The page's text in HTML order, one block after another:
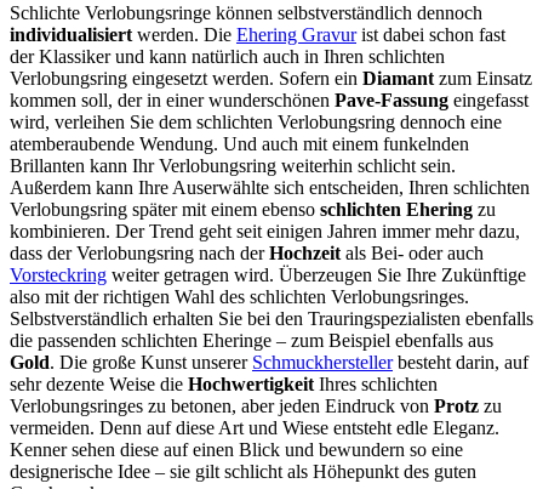
Schlichte Verlobungsringe können selbstverständlich dennoch
individualisiert werden. Die Ehering Gravurist dabei schon fast
der Klassiker und kann natürlich auch in Ihren schlichten
Verlobungsring eingesetzt werden. Sofern ein Diamant zum Einsatz
kommen soll, der in einer wunderschönen Pave-Fassung eingefasst
wird, verleihen Sie dem schlichten Verlobungsring dennoch eine
atemberaubende Wendung. Und auch mit einem funkelnden
Brillanten kann Ihr Verlobungsring weiterhin schlicht sein.
Außerdem kann Ihre Auserwählte sich entscheiden, Ihren schlichten
Verlobungsring später mit einem ebenso schlichten Ehering zu
kombinieren. Der Trend geht seit einigen Jahren immer mehr dazu,
dass der Verlobungsring nach derHochzeit als Bei- oder auch
Vorsteckring weiter getragen wird. Überzeugen Sie Ihre Zukünftige
also mit der richtigen Wahl des schlichten Verlobungsringes.
Selbstverständlich erhalten Sie bei den Trauringspezialisten ebenfalls
die passenden schlichten Eheringe – zum Beispiel ebenfalls aus
Gold. Die große Kunst unserer Schmuckherstellerbesteht darin, auf
sehr dezente Weise die Hochwertigkeit Ihres schlichten
Verlobungsringes zu betonen, aber jeden Eindruck von Protz zu
vermeiden. Denn auf diese Art und Wiese entsteht edle Eleganz.
Kenner sehen diese auf einen Blick und bewundern so eine
designerische Idee – sie gilt schlicht als Höhepunkt des guten